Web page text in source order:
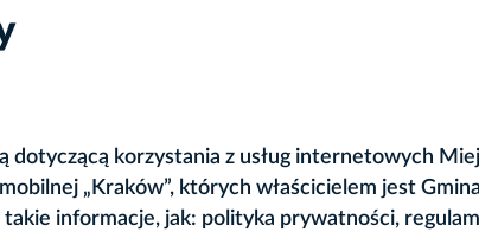
dotyczącą korzystania z usług internetowych
„Kraków”, których właścicielem jest
informacje, jak: polityka prywatności,